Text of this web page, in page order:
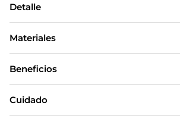
Detalle
Materiales
Beneficios
Cuidado